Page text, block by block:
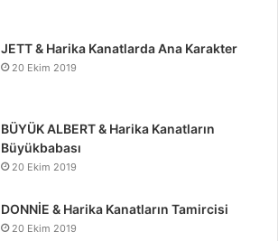
JETT & Harika Kanatlarda Ana Karakter
20 Ekim 2019
BÜYÜK ALBERT & Harika Kanatların
Büyükbabası
20 Ekim 2019
DONNİE & Harika Kanatların Tamircisi
20 Ekim 2019